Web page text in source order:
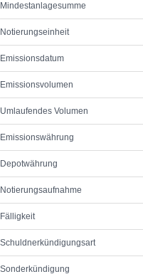
Mindestanlagesumme
Notierungseinheit
Emissionsdatum
Emissionsvolumen
Umlaufendes Volumen
Emissionswährung
Depotwährung
Notierungsaufnahme
Fälligkeit
Schuldnerkündigungsart
Sonderkündigung